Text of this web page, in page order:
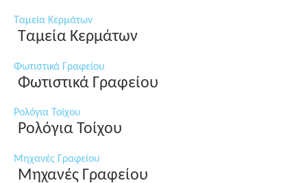
Ταμεία Κερμάτων
Ταμεία Κερμάτων
Φωτιστικά Γραφείου
Φωτιστικά Γραφείου
Ρολόγια Τοίχου
Ρολόγια Τοίχου
Μηχανές Γραφείου
Μηχανές Γραφείου